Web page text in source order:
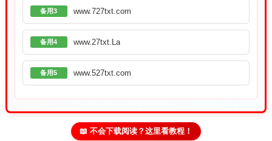
备用3 www.727txt.com
备用4 www.27txt.La
备用5 www.527txt.com
📖 不会下载阅读？这里看教程！